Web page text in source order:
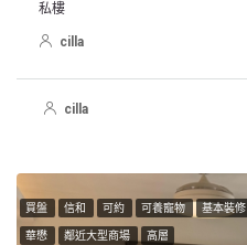
私樓
cilla
cilla
買盤 信和 可約 可養寵物 基本裝修
華懋 鄰近大型商場 高層